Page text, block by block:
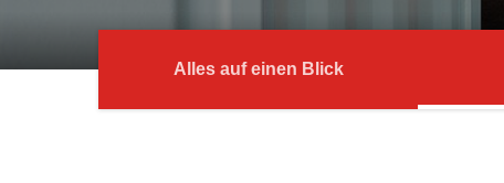
Alles auf einen Blick